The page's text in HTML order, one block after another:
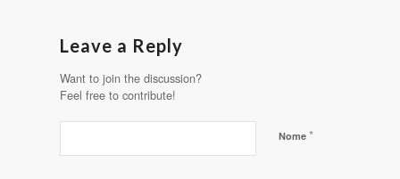
Leave a Reply
Want to join the discussion?
Feel free to contribute!
Nome *